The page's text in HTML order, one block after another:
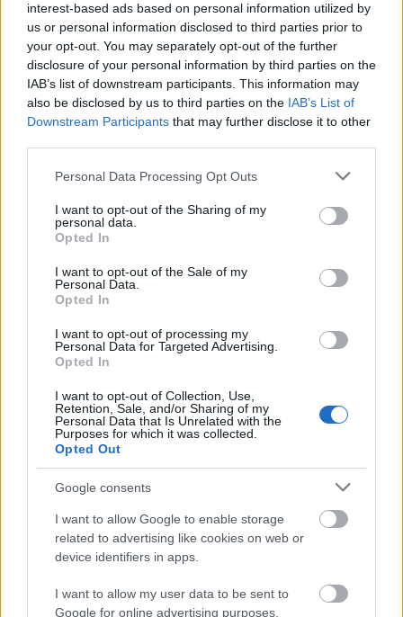
interest-based ads based on personal information utilized by
us or personal information disclosed to third parties prior to
your opt-out. You may separately opt-out of the further
disclosure of your personal information by third parties on the
IAB’s list of downstream participants. This information may
also be disclosed by us to third parties on the IAB’s List of
Downstream Participants that may further disclose it to other
Please note that this website/app uses one or more Google
not limited to your visit or usage behaviour. You may click to
grant or deny consent to Google and its third-party tags to
use your data for below specified purposes in below Google
consent section.
Personal Data Processing Opt Outs
I want to opt-out of the Sharing of my
personal data.
Opted In
I want to opt-out of the Sale of my
Personal Data.
Opted In
I want to opt-out of processing my
Personal Data for Targeted Advertising.
Opted In
I want to opt-out of Collection, Use,
Retention, Sale, and/or Sharing of my
Personal Data that Is Unrelated with the
Purposes for which it was collected.
Opted Out
Google consents
I want to allow Google to enable storage
related to advertising like cookies on web or
device identifiers in apps.
I want to allow my user data to be sent to
Google for online advertising purposes.
Allure Bridals -
3800 lei
Allure Bridals -
Allure Bridals -
Divina Sposa -